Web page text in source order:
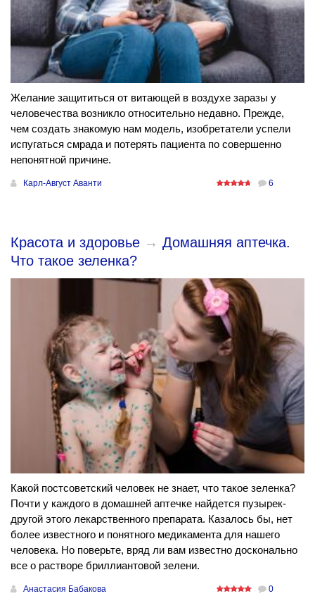
Желание защититься от витающей в воздухе заразы у
человечества возникло относительно недавно. Прежде,
чем создать знакомую нам модель, изобретатели успели
испугаться смрада и потерять пациента по совершенно
непонятной причине.
Карл-Август Аванти 6
Красота и здоровье → Домашняя аптечка.
Что такое зеленка?
Какой постсоветский человек не знает, что такое зеленка?
Почти у каждого в домашней аптечке найдется пузырек-
другой этого лекарственного препарата. Казалось бы, нет
более известного и понятного медикамента для нашего
человека. Но поверьте, вряд ли вам известно досконально
все о растворе бриллиантовой зелени.
Анастасия Бабакова 0